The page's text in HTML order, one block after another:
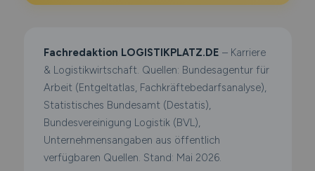
Fachredaktion LOGISTIKPLATZ.DE – Karriere
& Logistikwirtschaft. Quellen: Bundesagentur für
Arbeit (Entgeltatlas, Fachkräftebedarfsanalyse),
Statistisches Bundesamt (Destatis),
Bundesvereinigung Logistik (BVL),
Unternehmensangaben aus öffentlich
verfügbaren Quellen. Stand: Mai 2026.